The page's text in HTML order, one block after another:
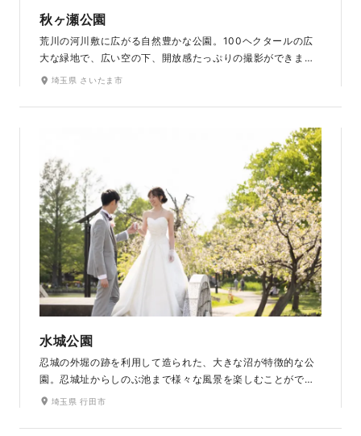
秋ヶ瀬公園
荒川の河川敷に広がる自然豊かな公園。100ヘクタールの広
大な緑地で、広い空の下、開放感たっぷりの撮影ができま
す。春から初夏にかけてのみずみずしい緑色が美しい新緑シ
して四季折々の自然の変化が写真を彩ります。
埼玉県 さいたま市
水城公園
忍城の外堀の跡を利用して造られた、大きな沼が特徴的な公
園。忍城址からしのぶ池まで様々な風景を楽しむことがで
き、撮影スポットもたくさんあります。広場には桜が200本
す大きな池を背景に、この場所ならではの幻想的な写真を残
埼玉県 行田市